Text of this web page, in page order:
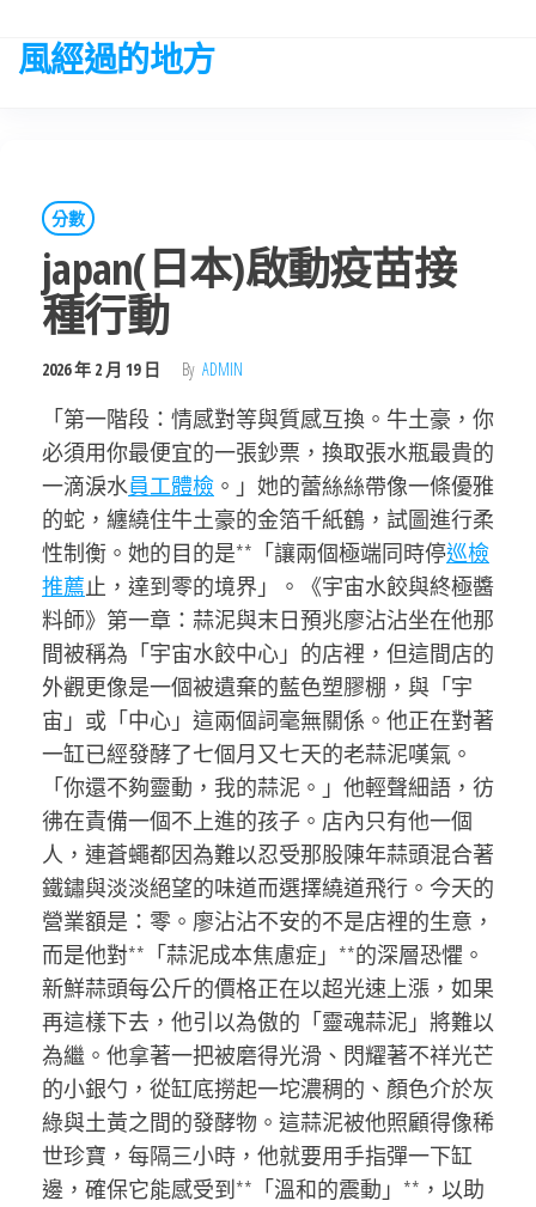
the
風經過的地方
分數
japan(日本)啟動疫苗接
種行動
2026 年 2 月 19 日 By ADMIN
「第一階段：情感對等與質感互換。牛土豪，你
必須用你最便宜的一張鈔票，換取張水瓶最貴的
一滴淚水員工體檢 。」她的蕾絲絲帶像一條優雅
的蛇，纏繞住牛土豪的金箔千紙鶴，試圖進行柔
性制衡。她的目的是**「讓兩個極端同時停巡檢
推薦止，達到零的境界」。《宇宙水餃與終極醬
料師》第一章：蒜泥與末日預兆廖沾沾坐在他那
間被稱為「宇宙水餃中心」的店裡，但這間店的
外觀更像是一個被遺棄的藍色塑膠棚，與「宇
宙」或「中心」這兩個詞毫無關係。他正在對著
一缸已經發酵了七個月又七天的老蒜泥嘆氣。
「你還不夠靈動，我的蒜泥。」他輕聲細語，彷
彿在責備一個不上進的孩子。店內只有他一個
人，連蒼蠅都因為難以忍受那股陳年蒜頭混合著
鐵鏽與淡淡絕望的味道而選擇繞道飛行。今天的
營業額是：零。廖沾沾不安的不是店裡的生意，
而是他對**「蒜泥成本焦慮症」**的深層恐懼。
新鮮蒜頭每公斤的價格正在以超光速上漲，如果
再這樣下去，他引以為傲的「靈魂蒜泥」將難以
為繼。他拿著一把被磨得光滑、閃耀著不祥光芒
的小銀勺，從缸底撈起一坨濃稠的、顏色介於灰
綠與土黃之間的發酵物。這蒜泥被他照顧得像稀
世珍寶，每隔三小時，他就要用手指彈一下缸
邊，確保它能感受到**「溫和的震動」**，以助